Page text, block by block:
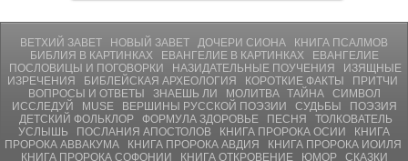
ВЕТХИЙ ЗАВЕТ НОВЫЙ ЗАВЕТ ДОЧЕРИ СИОНА
КНИГА ПСАЛМОВ
БИБЛИЯ В КАРТИНКАХ
ЕВАНГЕЛИЕ В КАРТИНКАХ
ЕВАНГЕЛИЕ
ПОСЛОВИЦЫ И ПОГОВОРКИ
НАЗИДАТЕЛЬНЫЕ ПОУЧЕНИЯ
ИЗЯЩНЫЕ
ИЗРЕЧЕНИЯ
БИБЛЕЙСКАЯ АРХЕОЛОГИЯ КОРОТКИЕ ФАКТЫ
ПРИТЧИ
ВОПРОСЫ И ОТВЕТЫ
ЗНАЕШЬ ЛИ МОЛИТВA ТАЙНА
СИМВОЛ
ИССЛЕДУЙ
MUSE ВЕРШИНЫ РУССКОЙ ПОЭЗИИ СУДЬБЫ
ПОЭЗИЯ
ДЕТСКИЙ ФОЛЬКЛОР
ФОРМУЛА ЗДОРОВЬЕ ПЕСНЯ
ТОЛКОВАТЕЛЬ
УСЛЫШЬ
ПОСЛАНИЯ АПОСТОЛОВ КНИГА ПРОРОКА ОСИИ
КНИГА
ПРОРОКА АВВАКУМА
КНИГА ПРОРОКА АВДИЯ
КНИГА ПРОРОКА ИОИЛЯ
КНИГА ПРОРОКА СОФОНИИ
КНИГА ОТКРОВЕНИЕ ЮМОР СКАЗКИ